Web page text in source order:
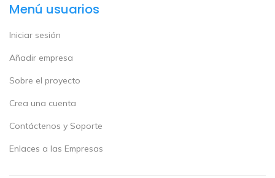
Menú usuarios
Iniciar sesión
Añadir empresa
Sobre el proyecto
Crea una cuenta
Contáctenos y Soporte
Enlaces a las Empresas